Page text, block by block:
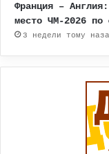
Франция –
место ЧМ-2026 по
3 недели тому